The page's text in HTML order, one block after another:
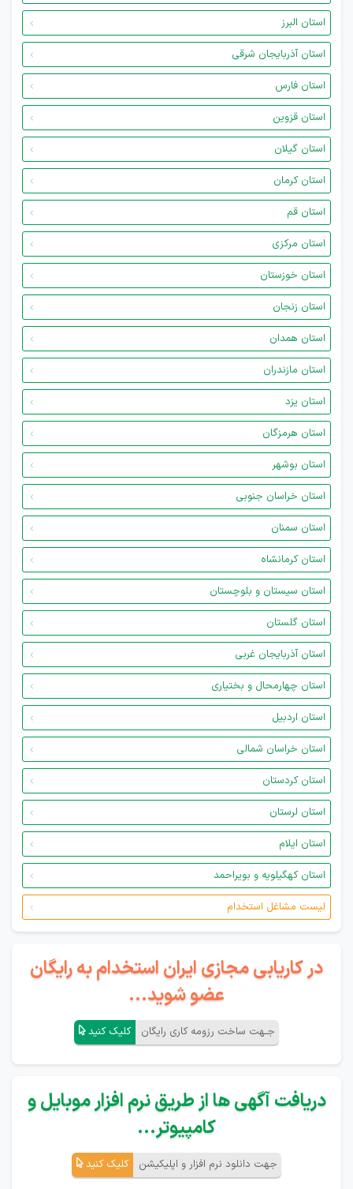
استان البرز
استان آذربایجان شرقی
استان فارس
استان قزوین
استان گیلان
استان کرمان
استان قم
استان مرکزی
استان خوزستان
استان زنجان
استان همدان
استان مازندران
استان یزد
استان هرمزگان
استان بوشهر
استان خراسان جنوبی
استان سمنان
استان کرمانشاه
استان سیستان و بلوچستان
استان گلستان
استان آذربایجان غربی
استان چهارمحال و بختیاری
استان اردبیل
استان خراسان شمالی
استان کردستان
استان لرستان
استان ایلام
استان کهگیلویه و بویراحمد
لیست مشاغل استخدام
در کاریابی مجازی ایران استخدام به رایگان
عضو شوید...
جـهت ساخت رزومه کاری رایگان کلیک کنید
دریافت آگهی ها از طریق نرم افزار موبایل و
کامپیوتر...
جهت دانلود نرم افزار و اپلیکیشن کلیک کنید